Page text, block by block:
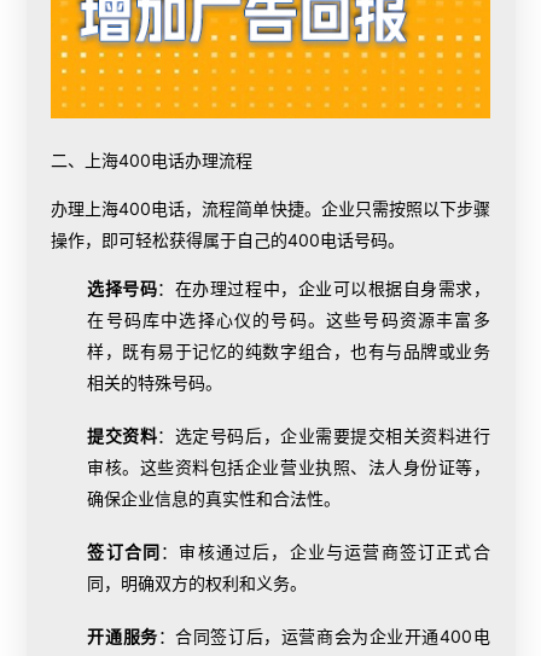
二、上海400电话办理流程
办理上海400电话，流程简单快捷。企业只需按照以下步骤
操作，即可轻松获得属于自己的400电话号码。
选择号码：在办理过程中，企业可以根据自身需求，
在号码库中选择心仪的号码。这些号码资源丰富多
样，既有易于记忆的纯数字组合，也有与品牌或业务
相关的特殊号码。
提交资料：选定号码后，企业需要提交相关资料进行
审核。这些资料包括企业营业执照、法人身份证等，
确保企业信息的真实性和合法性。
签订合同：审核通过后，企业与运营商签订正式合
同，明确双方的权利和义务。
开通服务：合同签订后，运营商会为企业开通400电